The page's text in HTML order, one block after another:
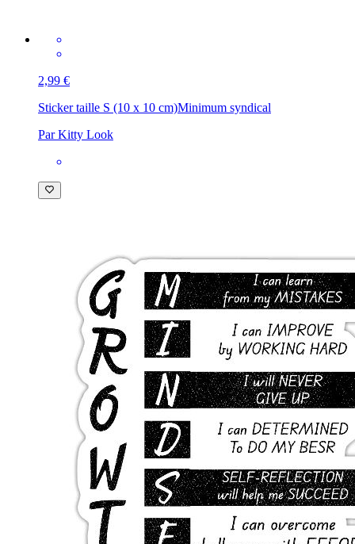
2,99 €
Sticker taille S (10 x 10 cm)Minimum syndical
Par Kitty Look